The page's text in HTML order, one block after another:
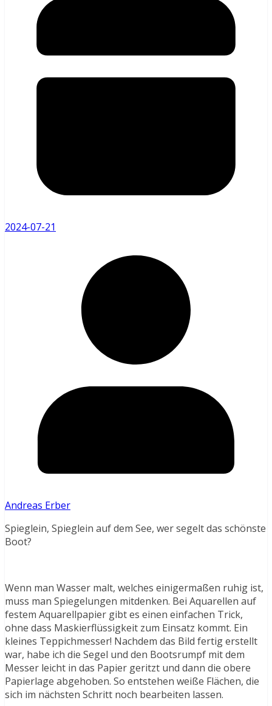
2024-07-21
Andreas Erber
Spieglein, Spieglein auf dem See, wer segelt das schönste
Boot?
Wenn man Wasser malt, welches einigermaßen ruhig ist,
muss man Spiegelungen mitdenken. Bei Aquarellen auf
festem Aquarellpapier gibt es einen einfachen Trick,
ohne dass Maskierflüssigkeit zum Einsatz kommt. Ein
kleines Teppichmesser! Nachdem das Bild fertig erstellt
war, habe ich die Segel und den Bootsrumpf mit dem
Messer leicht in das Papier geritzt und dann die obere
Papierlage abgehoben. So entstehen weiße Flächen, die
sich im nächsten Schritt noch bearbeiten lassen.